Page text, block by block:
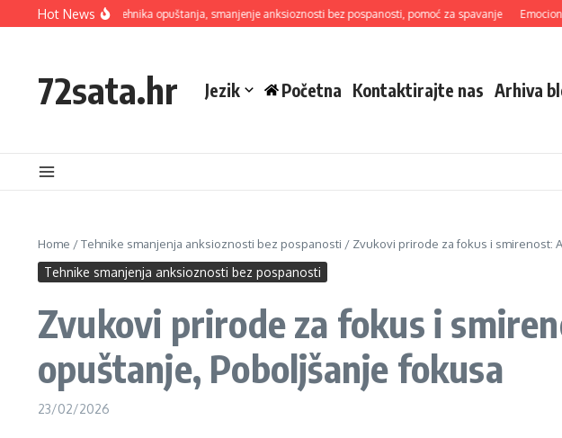
Skip to content
Hot News
disanja: Tehnika opuštanja, smanjenje anksioznosti bez pospanosti, pomoć za spavanje Emocionalna
72sata.hr Jezik Početna Kontaktirajte nas Arhiva
Home /Tehnike smanjenja anksioznosti bez pospanosti / Zvukovi prirode za fokus i smirenost:
Tehnike smanjenja anksioznosti bez pospanosti
Zvukovi prirode za fokus i
opuštanje, Poboljšanje fokusa
23/02/2026